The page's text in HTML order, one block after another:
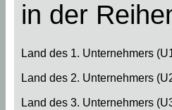
in der
Land des 1. Unternehmers
Land des 2. Unternehmers
Land des 3. Unternehmers